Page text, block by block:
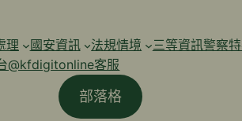
理 國安資訊 法規情境 三等資訊警察
@kfdigitonline客服
部落格